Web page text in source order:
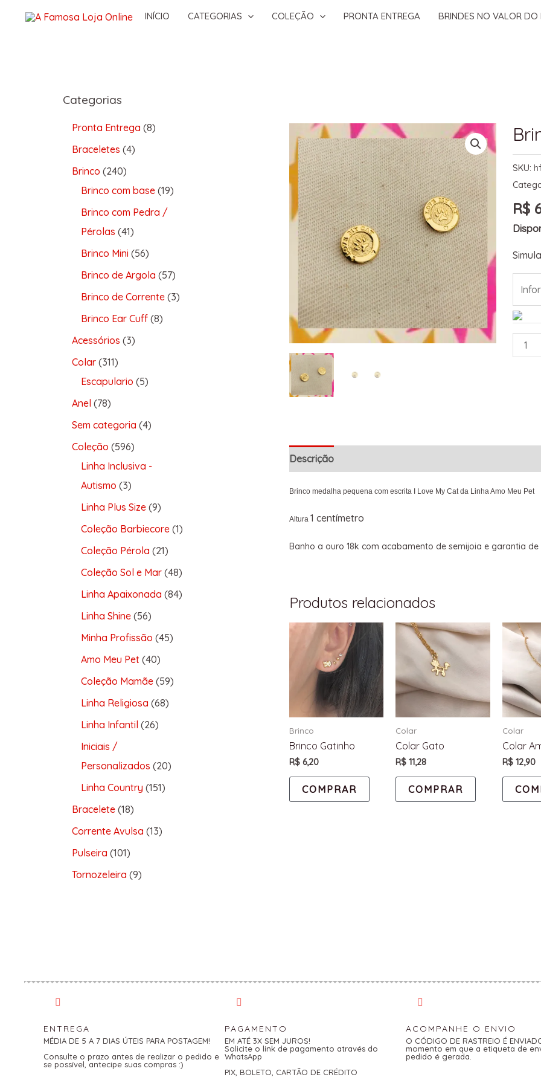
INÍCIO CATEGORIAS COLEÇÃO PRONTA ENTREGA BRINDES NO VALOR DO
Categorias
Pronta Entrega 8
Braceletes 4
Brinco 240
Brinco com base 19
Brinco com Pedra /
Pérolas 41
Brinco Mini 56
Brinco de Argola 57
Brinco de Corrente 3
Brinco Ear Cuff 8
Acessórios 3
Colar 311
Escapulario 5
Anel 78
Sem categoria 4
Coleção 596
Linha Inclusiva -
Autismo 3
Linha Plus Size 9
Coleção Barbiecore 1
Coleção Pérola 21
Coleção Sol e Mar 48
Linha Apaixonada 84
Linha Shine 56
Minha Profissão 45
Amo Meu Pet 40
Coleção Mamãe 59
Linha Religiosa 68
Linha Infantil 26
Iniciais /
Personalizados 20
Linha Country 151
Bracelete 18
Corrente Avulsa 13
Pulseira 101
Tornozeleira 9
SKU:
R$
Descrição
Brinco medalha pequena com escrita I Love My Cat da Linha Amo Meu Pet
Altura 1 centímetro
Banho a ouro 18k com acabamento de semijoia e garantia de
Produtos relacionados
Brinco
Brinco Gatinho
R$6,20
COMPRAR
Colar
Colar Gato
R$ 11,28
COMPRAR
Colar
Colar
R$ 12,90
ENTREGA
MÉDIA DE 5 A 7 DIAS ÚTEIS PARA POSTAGEM!
Consulte o prazo antes de realizar o pedido e
se possível, antecipe suas compras :)
PAGAMENTO
EM ATÉ 3X SEM JUROS!
Solicite o link de pagamento através do
WhatsApp
PIX, BOLETO, CARTÃO DE CRÉDITO
ACOMPANHE O ENVIO
O CÓDIGO DE RASTREIO É
momento em que a etiqueta de
pedido é gerada.